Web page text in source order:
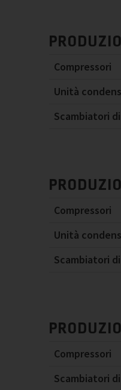
Compressori
Unità
Scambiatori
Compressori
Unità
Scambiatori
Compressori
Scambiatori